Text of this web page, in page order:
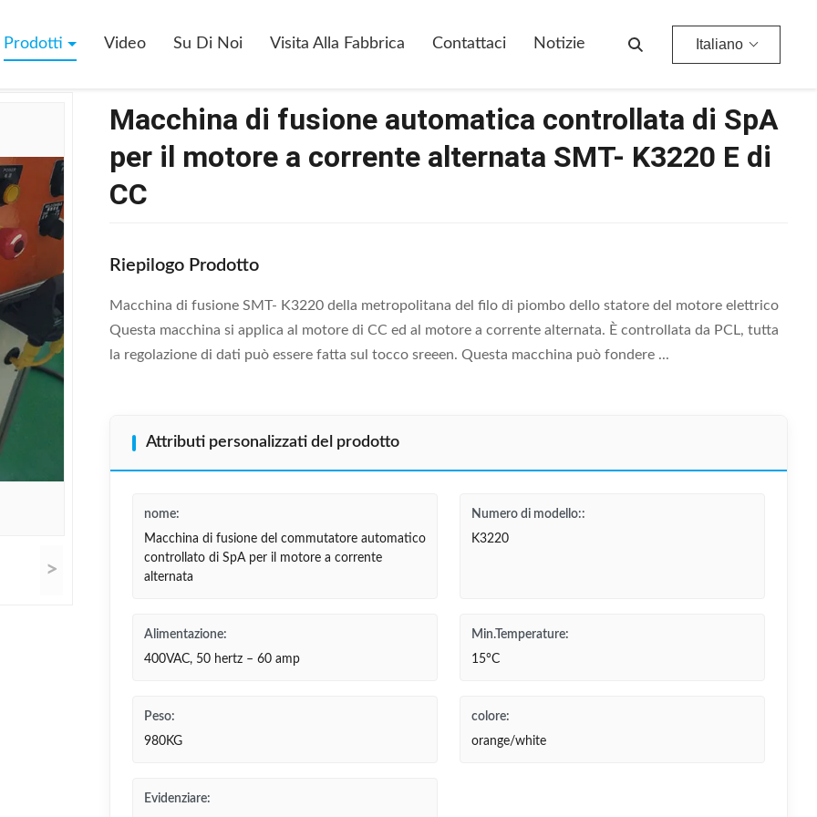
Prodotti Video Su Di Noi Visita Alla Fabbrica Contattaci Notizie Italiano
>
Macchina di fusione automatica controllata di SpA
per il motore a corrente alternata SMT- K3220 E di
CC
Riepilogo Prodotto
Macchina di fusione SMT- K3220 della metropolitana del filo di piombo dello statore del motore elettrico
Questa macchina si applica al motore di CC ed al motore a corrente alternata. È controllata da PCL, tutta
la regolazione di dati può essere fatta sul tocco sreeen. Questa macchina può fondere ...
Attributi personalizzati del prodotto
nome:
Macchina di fusione del commutatore automatico
controllato di SpA per il motore a corrente
alternata
Numero di modello::
K3220
Alimentazione:
400VAC, 50 hertz – 60 amp
Min.Temperature:
15°C
Peso:
980KG
colore:
orange/white
Evidenziare: